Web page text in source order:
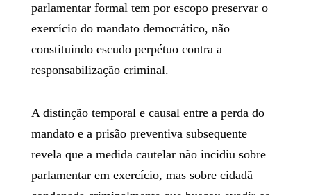
parlamentar formal tem por escopo preservar o
exercício do mandato democrático, não
constituindo escudo perpétuo contra a
responsabilização criminal.
A distinção temporal e causal entre a perda do
mandato e a prisão preventiva subsequente
revela que a medida cautelar não incidiu sobre
parlamentar em exercício, mas sobre cidadã